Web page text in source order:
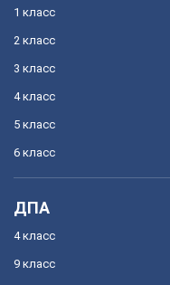
1 класс
2 класс
3 класс
4 класс
5 класс
6 класс
ДПА
4 класс
9 класс